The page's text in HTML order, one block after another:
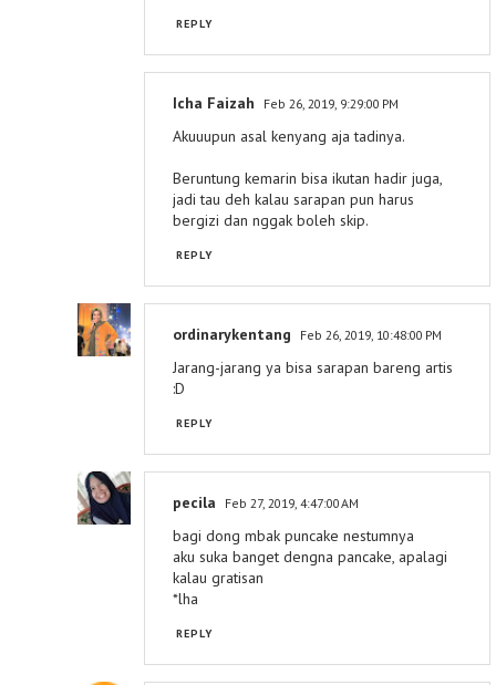
REPLY
Icha Faizah Feb 26, 2019, 9:29:00 PM
Akuuupun asal kenyang aja tadinya.
Beruntung kemarin bisa ikutan hadir juga,
jadi tau deh kalau sarapan pun harus
bergizi dan nggak boleh skip.
REPLY
ordinarykentang Feb 26, 2019, 10:48:00 PM
Jarang-jarang ya bisa sarapan bareng artis
:D
REPLY
pecila Feb 27, 2019, 4:47:00 AM
bagi dong mbak puncake nestumnya
aku suka banget dengna pancake, apalagi
kalau gratisan
*lha
REPLY